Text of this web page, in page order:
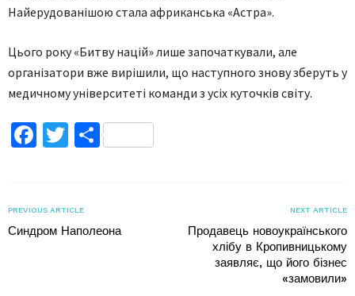
Найерудованішою стала африканська «Астра».
Цього року «Битву націй» лише започаткували, але
організатори вже вирішили, що наступного знову зберуть у
медичному університеті команди з усіх куточків світу.
Facebook
TwitterПоділитися
PREVIOUS ARTICLE
Синдром Наполеона
NEXT ARTICLE
Продавець новоукраїнського
хлібу в Кропивницькому
заявляє, що його бізнес
«замовили»